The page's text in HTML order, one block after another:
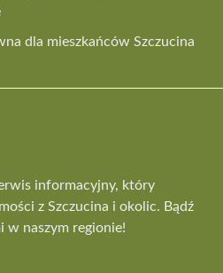
dla mieszkańców Szczucina
informacyjny, który
z Szczucina i okolic. Bądź
w naszym regionie!